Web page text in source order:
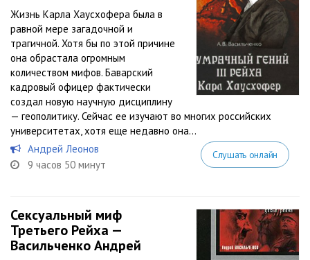
Жизнь Карла Хаусхофера была в
равной мере загадочной и
трагичной. Хотя бы по этой причине
она обрастала огромным
количеством мифов. Баварский
кадровый офицер фактически
создал новую научную дисциплину
— геополитику. Сейчас ее изучают во многих российских
университетах, хотя еще недавно она...
Андрей Леонов
9 часов 50 минут
Слушать онлайн
Сексуальный миф
Третьего Рейха —
Васильченко Андрей